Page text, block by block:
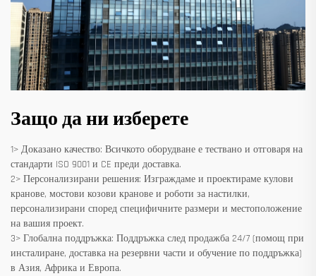
Защо да ни изберете
1> Доказано качество: Всичкото оборудване е тествано и отговаря на
стандарти ISO 9001 и CE преди доставка.
2> Персонализирани решения: Изграждаме и проектираме кулови
кранове, мостови козови кранове и роботи за настилки,
персонализирани според специфичните размери и местоположение
на вашия проект.
3> Глобална поддръжка: Поддръжка след продажба 24/7 (помощ при
инсталиране, доставка на резервни части и обучение по поддръжка)
в Азия, Африка и Европа.